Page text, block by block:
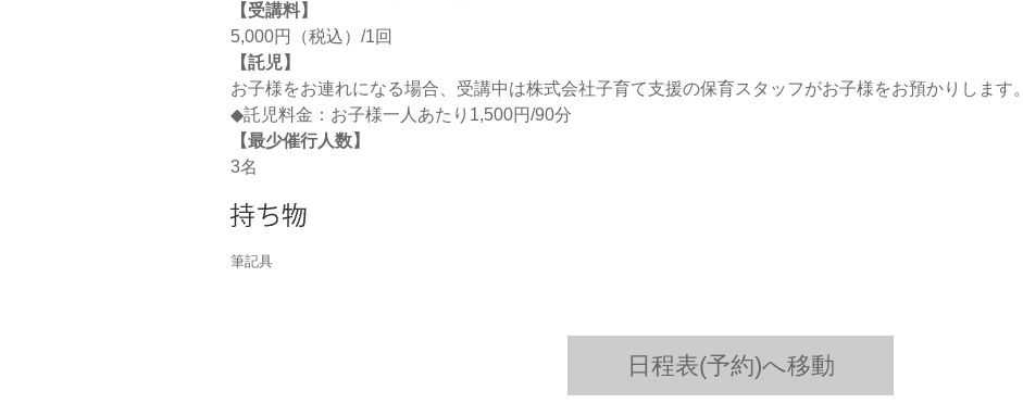
【受講料】
5,000円（税込）/1回
【託児】
お子様をお連れになる場合、受講中は株式会社子育て支援の保育スタッフがお子様をお預かりします。
◆託児料金：お子様一人あたり1,500円/90分
【最少催行人数】
3名
筆記具
日程表(予約)へ移動